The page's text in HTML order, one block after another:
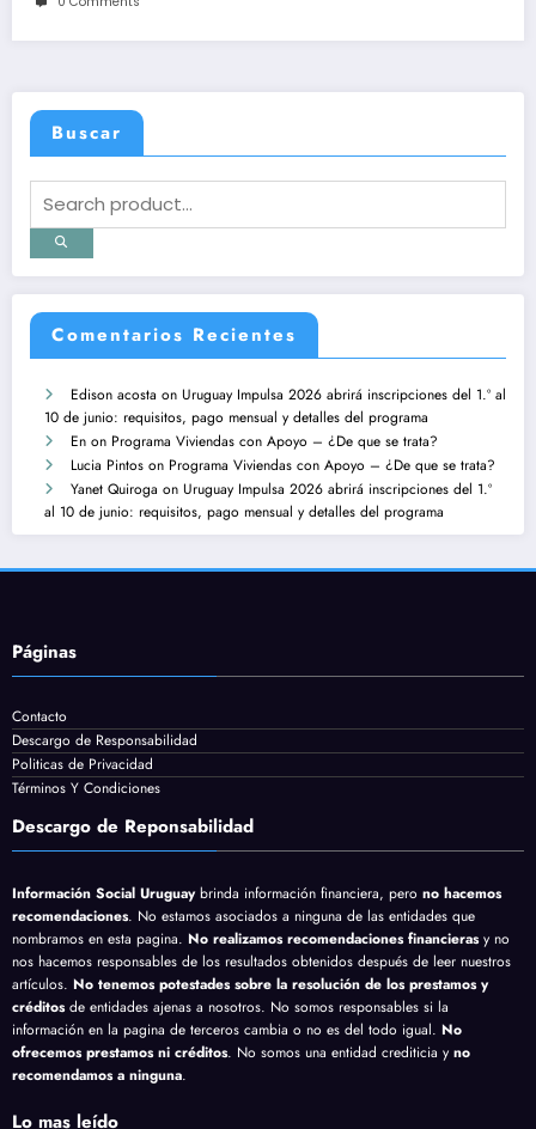
Buscar
Comentarios Recientes
Edison acosta on Uruguay Impulsa 2026 abrirá inscripciones del 1.º al
10 de junio: requisitos, pago mensual y detalles del programa
En on Programa Viviendas con Apoyo – ¿De que se trata?
Lucia Pintos on Programa Viviendas con Apoyo – ¿De que se trata?
Yanet Quiroga on Uruguay Impulsa 2026 abrirá inscripciones del 1.º
al 10 de junio: requisitos, pago mensual y detalles del programa
Páginas
Contacto
Descargo de Responsabilidad
Politicas de Privacidad
Términos Y Condiciones
Descargo de Reponsabilidad
Información Social Uruguaybrinda información financiera, pero no hacemos
recomendaciones. No estamos asociados a ninguna de las entidades que
nombramos en esta pagina. No realizamos recomendaciones financierasy no
nos hacemos responsables de los resultados obtenidos después de leer nuestros
artículos. No tenemos potestades sobre la resolución de los prestamos y
créditosde entidades ajenas a nosotros. No somos responsables si la
información en la pagina de terceros cambia o no es del todo igual. No
ofrecemos prestamos ni créditos. No somos una entidad crediticia y no
recomendamos a ninguna.
Lo mas leído